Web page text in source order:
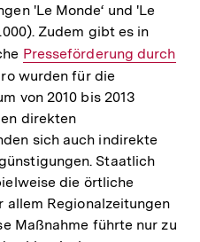
'Le Monde‘ und 'Le
Zudem gibt es in
Interner
Link:
Presseförderung durch
wurden für die
von 2010 bis 2013
direkten
sich auch indirekte
Staatlich
die örtliche
allem Regionalzeitungen
Maßnahme führte nur zu